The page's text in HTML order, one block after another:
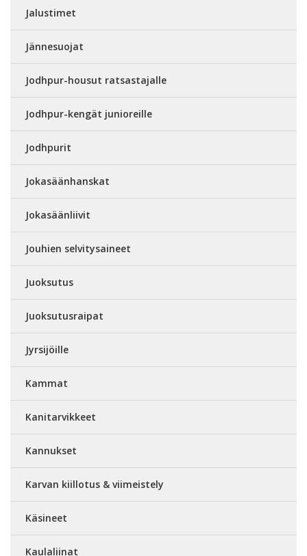
Jalustimet
Jännesuojat
Jodhpur-housut ratsastajalle
Jodhpur-kengät junioreille
Jodhpurit
Jokasäänhanskat
Jokasäänliivit
Jouhien selvitysaineet
Juoksutus
Juoksutusraipat
Jyrsijöille
Kammat
Kanitarvikkeet
Kannukset
Karvan kiillotus & viimeistely
Käsineet
Kaulaliinat